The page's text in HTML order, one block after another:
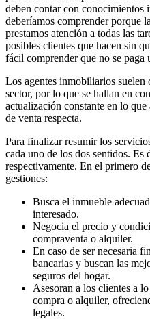
deben contar con conocimientos
deberíamos comprender porque
prestamos atención a todas las
posibles clientes que hacen sin
fácil comprender que no se paga
Los agentes inmobiliarios
sector, por lo que se hallan en
actualización constante en lo
de venta respecta.
Para finalizar resumir los
cada uno de los dos sentidos.
respectivamente. En el primero
gestiones:
Busca el inmueble
interesado.
Negocia el precio y
compraventa o alquiler.
En caso de ser necesaria
bancarias y buscan las
seguros del hogar.
Asesoran a los clientes a
compra o alquiler,
legales.